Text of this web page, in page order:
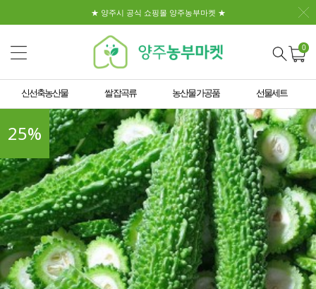
★ 양주시 공식 쇼핑몰 양주농부마켓 ★
0
신선축농산물 쌀 잡곡류 농산물 가공품 선물세트
25%